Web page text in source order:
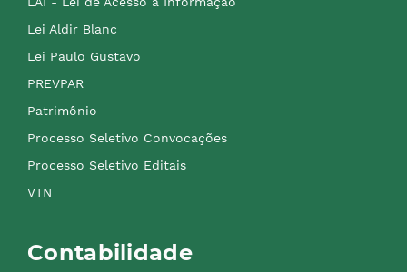
Lei Aldir Blanc
Lei Paulo Gustavo
PREVPAR
Patrimônio
Processo Seletivo Convocações
Processo Seletivo Editais
VTN
Contabilidade